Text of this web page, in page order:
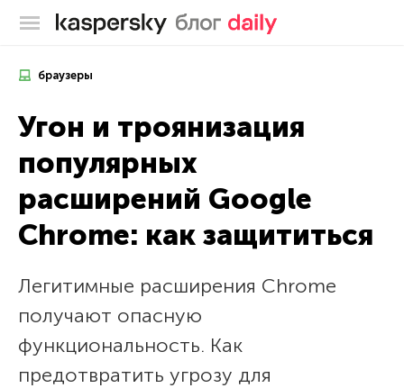
Блог Касперского
браузеры
Угон и троянизация
популярных
расширений Google
Chrome: как защититься
Легитимные расширения Chrome
получают опасную
функциональность. Как
предотвратить угрозу для